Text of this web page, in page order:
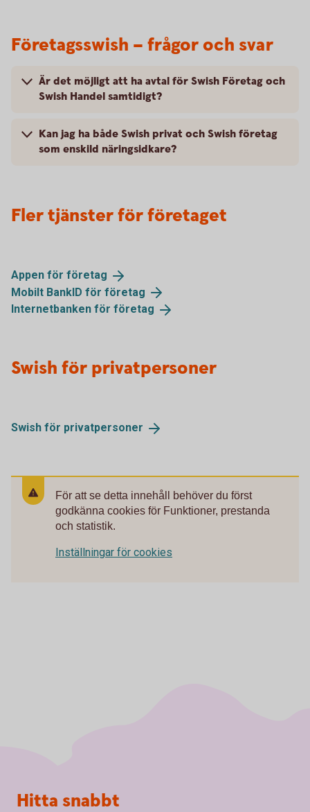
Företagsswish – frågor och svar
Är det möjligt att ha avtal för Swish Företag och
Swish Handel samtidigt?
Kan jag ha både Swish privat och Swish företag
som enskild näringsidkare?
Fler tjänster för företaget
Appen för företag
Mobilt BankID för företag
Internetbanken för företag
Swish för privatpersoner
Swish för privatpersoner
För att se detta innehåll behöver du först
godkänna cookies för Funktioner, prestanda
och statistik.
Inställningar för cookies
Sidfot
Hitta snabbt